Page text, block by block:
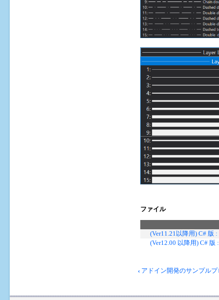
ファイル
(Ver11.21以降用) C# 版
(Ver12.00 以降用) C# 版
ブ
横
‹アドイン開発のサンプルプ